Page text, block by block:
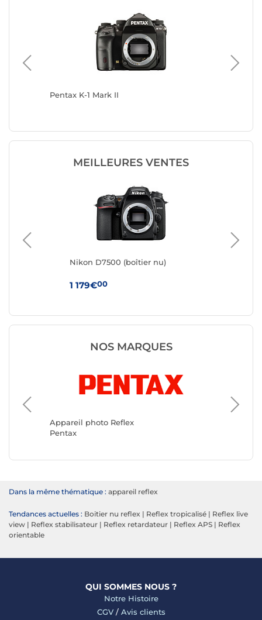
Pentax K-1 Mark II
MEILLEURES VENTES
Nikon D7500 (boîtier nu)
1 179€00
NOS MARQUES
Appareil photo Reflex
Pentax
Canon
Dans la même thématique : appareil reflex
Tendances actuelles : Boitier nu reflex | Reflex tropicalisé | Reflex live
view | Reflex stabilisateur | Reflex retardateur | Reflex APS | Reflex
orientable
QUI SOMMES NOUS ?
Notre Histoire
CGV/ Avis clients